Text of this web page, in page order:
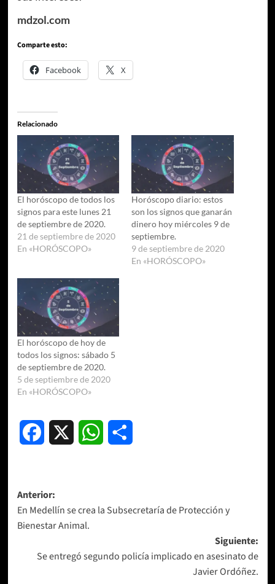
mdzol.com
Comparte esto:
Facebook X
Relacionado
El horóscopo de todos los
signos para este lunes 21
de septiembre de 2020.
21 de septiembre de 2020
En «HORÓSCOPO»
Horóscopo diario: estos
son los signos que ganarán
dinero hoy miércoles 9 de
septiembre.
9 de septiembre de 2020
En «HORÓSCOPO»
El horóscopo de hoy de
todos los signos: sábado 5
de septiembre de 2020.
5 de septiembre de 2020
En «HORÓSCOPO»
Facebook WhatsApp
Navegación
de
entradas
Anterior:
En Medellín se crea la Subsecretaría de Protección y
Bienestar Animal.
Siguiente:
Se entregó segundo policía implicado en asesinato de
Javier Ordóñez.